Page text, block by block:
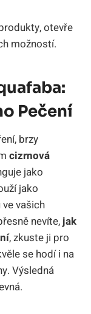
otevře
možností.
Pečení
brzy
cizrnová
jako
jako
vašich
nevíte, jak
, zkuste ji pro
se hodí i na
Výsledná